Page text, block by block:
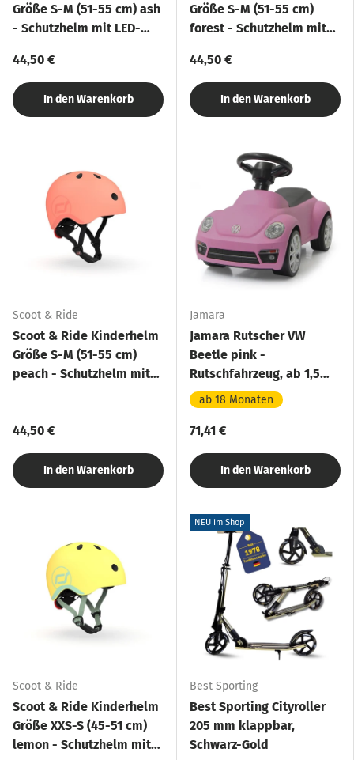
Größe S-M (51-55 cm) ash
- Schutzhelm mit LED-
44,50 €
In den Warenkorb
Größe S-M (51-55 cm)
forest - Schutzhelm mit
44,50 €
In den Warenkorb
Scoot & Ride
Scoot & Ride Kinderhelm
Größe S-M (51-55 cm)
peach - Schutzhelm mit
44,50 €
In den Warenkorb
Jamara
Jamara Rutscher VW
Beetle pink -
Rutschfahrzeug, ab 1,5
Jahre
ab 18 Monaten
71,41 €
In den Warenkorb
Scoot & Ride
Scoot & Ride Kinderhelm
Größe XXS-S (45-51 cm)
lemon - Schutzhelm mit
NEU im Shop
Best Sporting
Best Sporting Cityroller
205 mm klappbar,
Schwarz-Gold